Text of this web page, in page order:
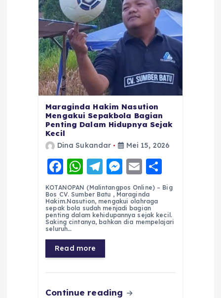
Maraginda Hakim Nasution
Mengakui Sepakbola Bagian
Penting Dalam Hidupnya Sejak
Kecil
Dina Sukandar Mei 15, 2026
F
a
c
e
b
o
o
k
W
h
a
ts
A
p
p
T
el
e
g
r
a
m
M
e
ss
e
n
E
m
ai
l
h
a
re
KOTANOPAN (Malintangpos Online) – Big
Bos CV. Sumber Batu , Maraginda
Hakim.Nasution, mengakui olahraga
sepak bola sudah menjadi bagian
penting dalam kehidupannya sejak kecil.
Saking cintanya, bahkan dia mempelajari
seluruh…
Read more
Continue reading